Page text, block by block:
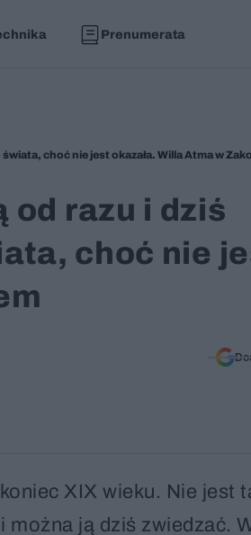
Prenumerata
choć nie jest okazała. Willa Atma w
od razu i dziś
choć nie
XIX wieku. Nie jest
można ją dziś zwiedzać.